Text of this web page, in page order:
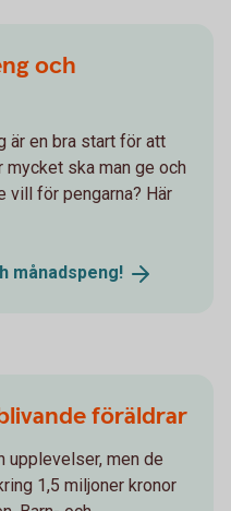
och
är en bra start för att
mycket ska man ge och
vill för pengarna? Här
månadspeng!
föräldrar
upplevelser, men de
1,5 miljoner kronor